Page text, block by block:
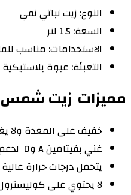
النوع: زيت نباتي نقي
السعة: 1.5 لتر
الاستخدامات: مناسب
التعبئة: عبوة
مميزات زيت شمس 1.5
خفيف على المعدة ولا
غني بفيتامين A وD لدعم الصحة العامة
يتحمل درجات حرارة
لا يحتوي على